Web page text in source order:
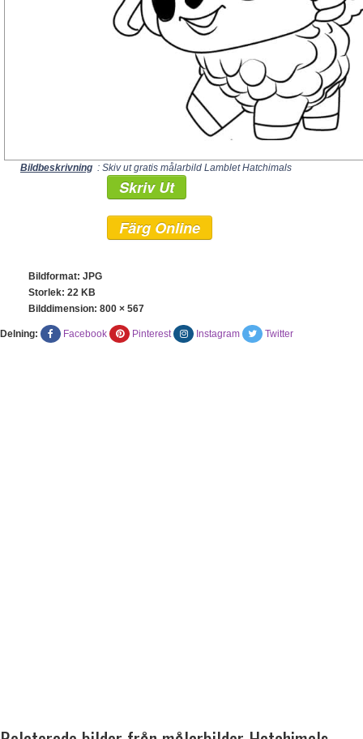
Bildbeskrivning : Skiv ut gratis målarbild Lamblet Hatchimals
Skriv Ut
Färg Online
Bildformat: JPG
Storlek: 22 KB
Bilddimension: 800 × 567
Delning: Facebook Pinterest Instagram Twitter